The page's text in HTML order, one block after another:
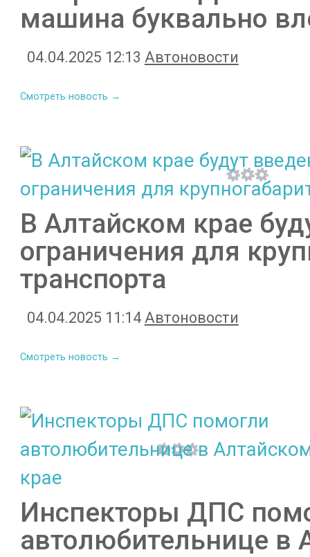
машина буквально
04.04.2025 12:13 Автоновости
Смотреть новость →
В Алтайском крае
ограничения для
транспорта
04.04.2025 11:14 Автоновости
Смотреть новость →
Инспекторы ДПС
автолюбительнице в